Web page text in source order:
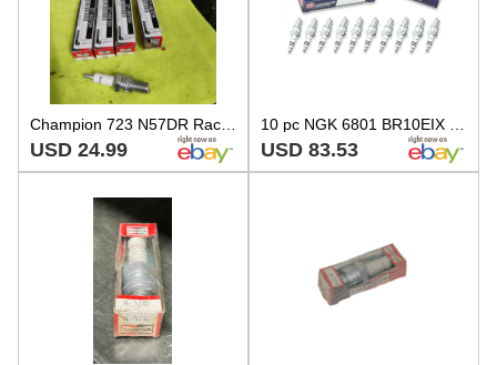
Champion 723 N57DR Racing Series Spark Plug - Set of 4
USD 24.99 USD 83.53